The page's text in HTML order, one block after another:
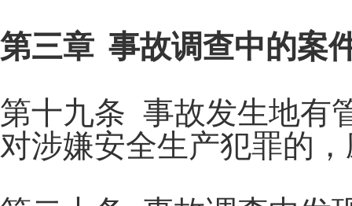
第三章 事故调查中的案
第十九条 事故发生地有
对涉嫌安全生产犯罪的